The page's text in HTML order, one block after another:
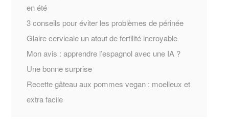
en été
3 conseils pour éviter les problèmes de périnée
Glaire cervicale un atout de fertilité incroyable
Mon avis : apprendre l’espagnol avec une IA ?
Une bonne surprise
Recette gâteau aux pommes vegan : moelleux et
extra facile